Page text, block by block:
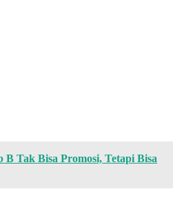
B Tak Bisa Promosi, Tetapi Bisa